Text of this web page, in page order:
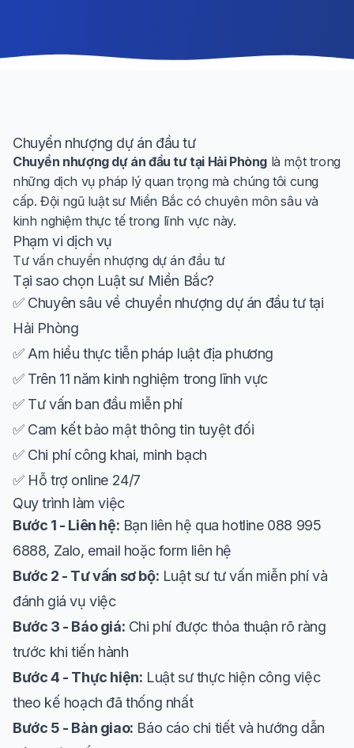
Chuyển nhượng dự án đầu tư
Chuyển nhượng dự án đầu tư tại Hải Phòng là một trong
những dịch vụ pháp lý quan trọng mà chúng tôi cung
cấp. Đội ngũ luật sư Miền Bắc có chuyên môn sâu và
kinh nghiệm thực tế trong lĩnh vực này.
Phạm vi dịch vụ
Tư vấn chuyển nhượng dự án đầu tư
Tại sao chọn Luật sư Miền Bắc?
✅ Chuyên sâu về chuyển nhượng dự án đầu tư tại
Hải Phòng
✅ Am hiểu thực tiễn pháp luật địa phương
✅ Trên 11 năm kinh nghiệm trong lĩnh vực
✅ Tư vấn ban đầu miễn phí
✅ Cam kết bảo mật thông tin tuyệt đối
✅ Chi phí công khai, minh bạch
✅ Hỗ trợ online 24/7
Quy trình làm việc
Bước 1 - Liên hệ: Bạn liên hệ qua hotline 088 995
6888, Zalo, email hoặc form liên hệ
Bước 2 - Tư vấn sơ bộ: Luật sư tư vấn miễn phí và
đánh giá vụ việc
Bước 3 - Báo giá: Chi phí được thỏa thuận rõ ràng
trước khi tiến hành
Bước 4 - Thực hiện: Luật sư thực hiện công việc
theo kế hoạch đã thống nhất
Bước 5 - Bàn giao: Báo cáo chi tiết và hướng dẫn